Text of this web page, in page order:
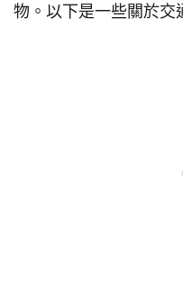
物。以下是一些關於交